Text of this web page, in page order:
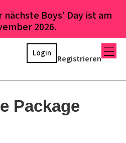
nächste Boys’ Day ist am
2026.
Registrieren
Login
Package